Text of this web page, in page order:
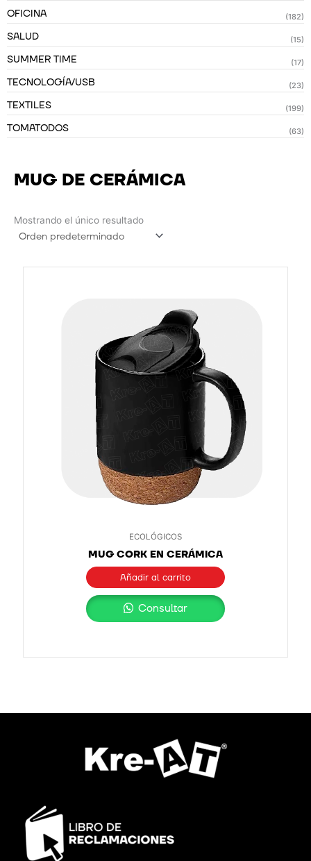
OFICINA (182)
SALUD (15)
SUMMER TIME (17)
TECNOLOGÍA/USB (23)
TEXTILES (199)
TOMATODOS (63)
MUG DE CERÁMICA
Mostrando el único resultado
ECOLÓGICOS
MUG CORK EN CERÁMICA
Añadir al carrito
Consultar